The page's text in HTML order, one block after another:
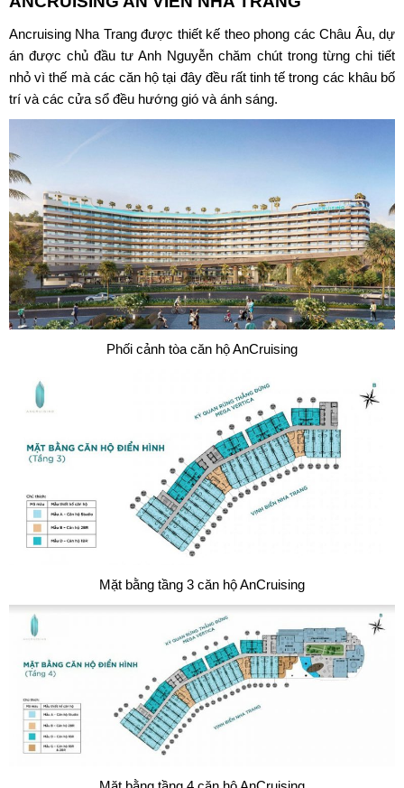
Ancruising Nha Trang được thiết kế theo phong các Châu Âu, dự
án được chủ đầu tư Anh Nguyễn chăm chút trong từng chi tiết
nhỏ vì thế mà các căn hộ tại đây đều rất tinh tế trong các khâu bố
trí và các cửa sổ đều hướng gió và ánh sáng.
Phối cảnh tòa căn hộ AnCruising
Mặt bằng tầng 3 căn hộ AnCruising